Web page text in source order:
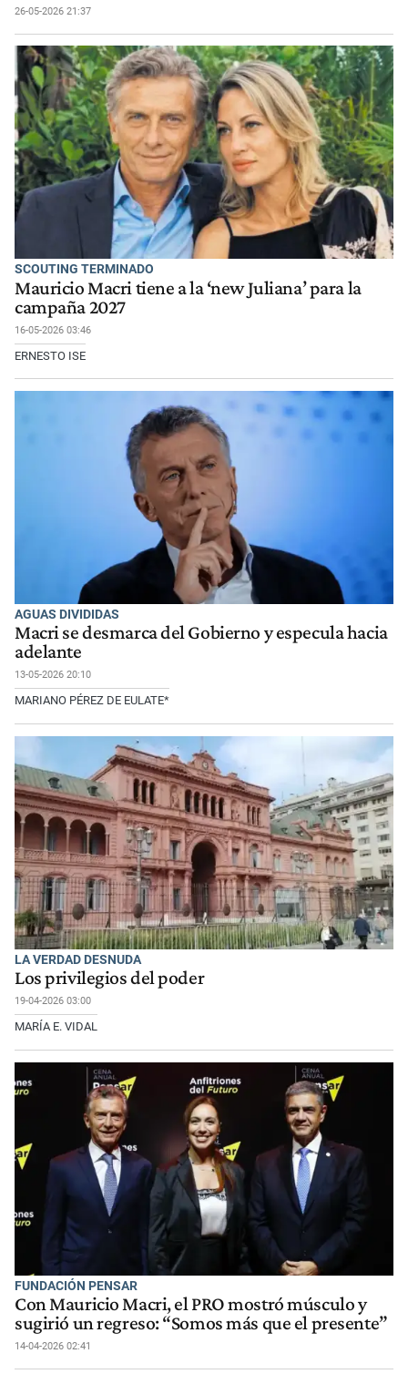
26-05-2026 21:37
SCOUTING TERMINADO
Mauricio Macri tiene a la ‘new Juliana’ para la
campaña 2027
16-05-2026 03:46
ERNESTO ISE
AGUAS DIVIDIDAS
Macri se desmarca del Gobierno y especula hacia
adelante
13-05-2026 20:10
MARIANO PÉREZ DE EULATE*
LA VERDAD DESNUDA
Los privilegios del poder
19-04-2026 03:00
MARÍA E. VIDAL
FUNDACIÓN PENSAR
Con Mauricio Macri, el PRO mostró músculo y
sugirió un regreso: “Somos más que el presente”
14-04-2026 02:41